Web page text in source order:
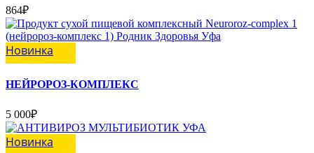
864₽
Новинка
НЕЙРОРОЗ-КОМПЛЕКС
5 000₽
Новинка